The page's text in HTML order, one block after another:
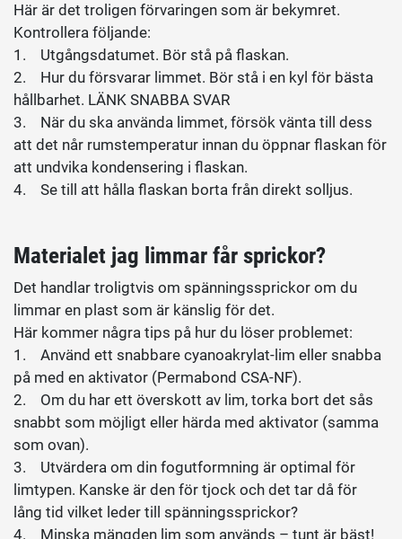
Här är det troligen förvaringen som är bekymret.
Kontrollera följande:
1. Utgångsdatumet. Bör stå på flaskan.
2. Hur du försvarar limmet. Bör stå i en kyl för bästa
hållbarhet. LÄNK SNABBA SVAR
3. När du ska använda limmet, försök vänta till dess
att det når rumstemperatur innan du öppnar flaskan för
att undvika kondensering i flaskan.
4. Se till att hålla flaskan borta från direkt solljus.
Materialet jag limmar får sprickor?
Det handlar troligtvis om spänningssprickor om du
limmar en plast som är känslig för det.
Här kommer några tips på hur du löser problemet:
1. Använd ett snabbare cyanoakrylat-lim eller snabba
på med en aktivator (Permabond CSA-NF).
2. Om du har ett överskott av lim, torka bort det sås
snabbt som möjligt eller härda med aktivator (samma
som ovan).
3. Utvärdera om din fogutformning är optimal för
limtypen. Kanske är den för tjock och det tar då för
lång tid vilket leder till spänningssprickor?
4. Minska mängden lim som används – tunt är bäst!